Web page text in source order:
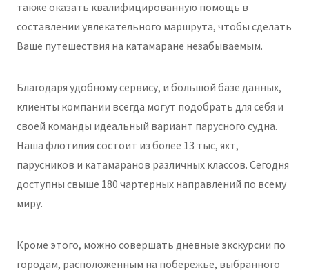
также оказать квалифицированную помощь в
составлении увлекательного маршрута, чтобы сделать
Ваше путешествия на катамаране незабываемым.
Благодаря удобному сервису, и большой базе данных,
клиенты компании всегда могут подобрать для себя и
своей команды идеальный вариант парусного судна.
Наша флотилия состоит из более 13 тыс, яхт,
парусников и катамаранов различных классов. Сегодня
доступны свыше 180 чартерных направлений по всему
миру.
Кроме этого, можно совершать дневные экскурсии по
городам, расположенным на побережье, выбранного